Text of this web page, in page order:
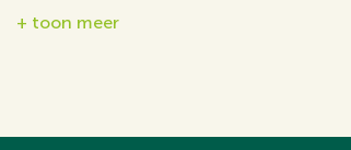
om de hoek de Zandstraat met
+ toon meer